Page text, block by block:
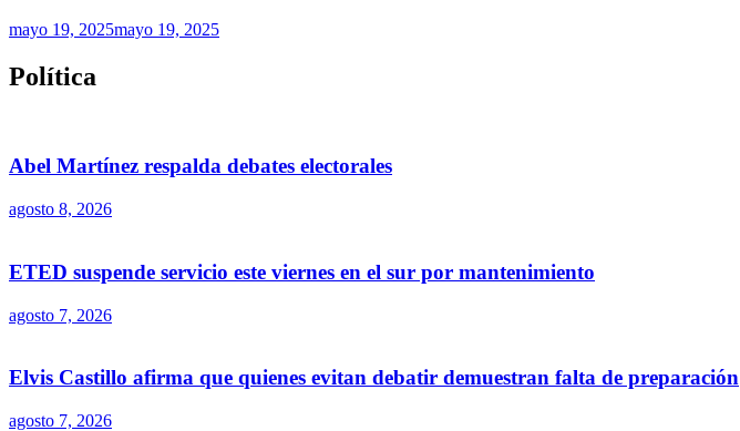
mayo 19, 2025mayo 19, 2025
Política
Abel Martínez respalda debates electorales
agosto 8, 2026
ETED suspende servicio este viernes en el sur por mantenimiento
agosto 7, 2026
Elvis Castillo afirma que quienes evitan debatir demuestran falta de preparación
agosto 7, 2026